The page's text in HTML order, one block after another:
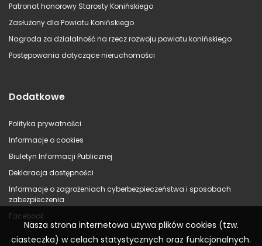
Patronat honorowy Starosty Konińskiego
Zasłużony dla Powiatu Konińskiego
Nagroda za działalność na rzecz rozwoju powiatu konińskiego
Postępowania dotyczące nieruchomości
Dodatkowe
Polityka prywatności
Informacje o cookies
Biuletyn Informacji Publicznej
Deklaracja dostępności
Informacje o zagrożeniach cyberbezpieczeństwa i sposobach
zabezpieczenia
Facebook
Nasza strona internetowa używa plików cookies (tzw.
ciasteczka) w celach statystycznych oraz funkcjonalnych.